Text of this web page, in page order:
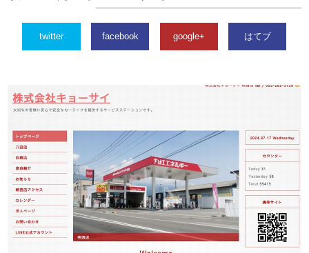
twitter facebook google+ はてブ